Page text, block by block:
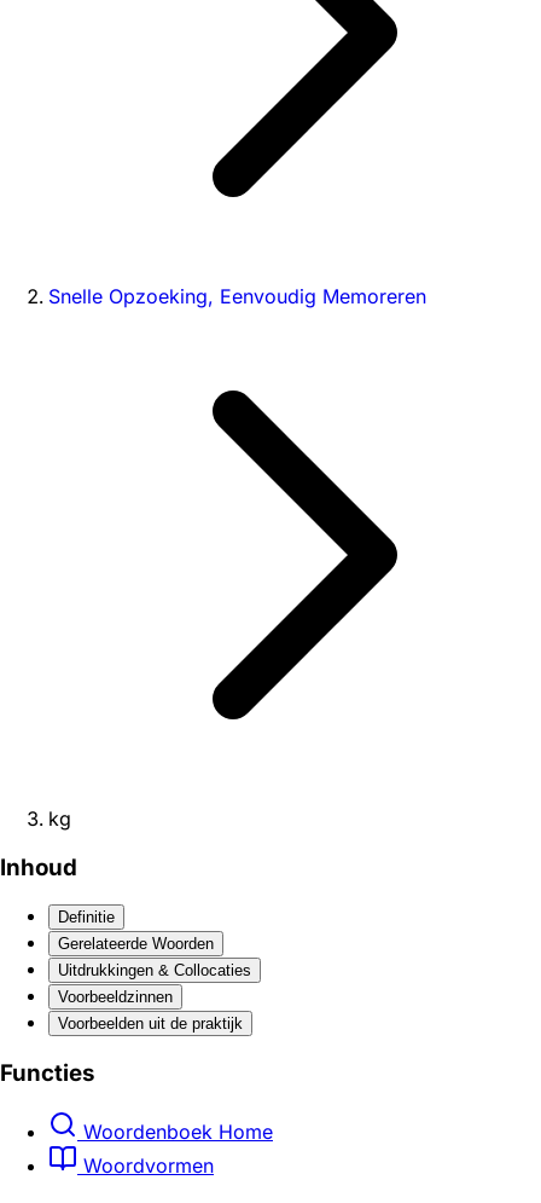
Snelle Opzoeking, Eenvoudig Memoreren
kg
Inhoud
Definitie
Gerelateerde Woorden
Uitdrukkingen & Collocaties
Voorbeeldzinnen
Voorbeelden uit de praktijk
Functies
Woordenboek Home
Woordvormen